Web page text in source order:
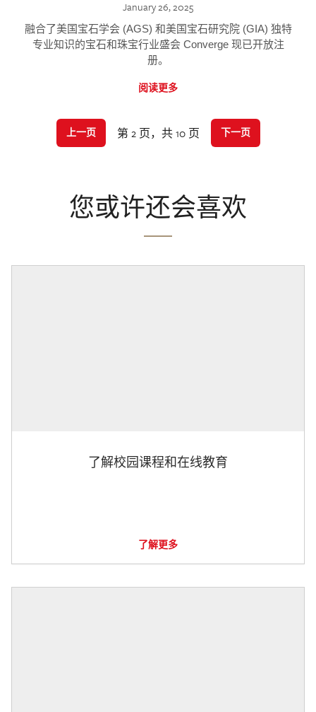
January 26, 2025
融合了美国宝石学会 (AGS) 和美国宝石研究院 (GIA) 独特
专业知识的宝石和珠宝行业盛会 Converge 现已开放注
册。
阅读更多
上一页 第 2 页，共 10 页 下一页
您或许还会喜欢
了解校园课程和在线教育
了解更多